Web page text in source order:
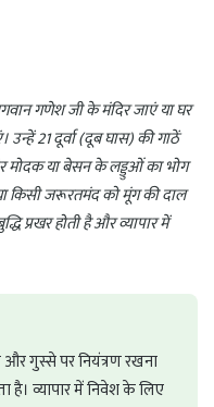
गणेश जी के मंदिर जाएं या घर
21 दूर्वा (दूब घास) की गाठें
मोदक या बेसन के लड्डुओं का भोग
किसी जरूरतमंद को मूंग की दाल
प्रखर होती है और व्यापार में
गुस्से पर नियंत्रण रखना
है। व्यापार में निवेश के लिए